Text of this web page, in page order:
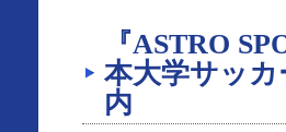
『ASTRO
本大学サッカ
内